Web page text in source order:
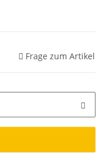
Frage zum Artikel